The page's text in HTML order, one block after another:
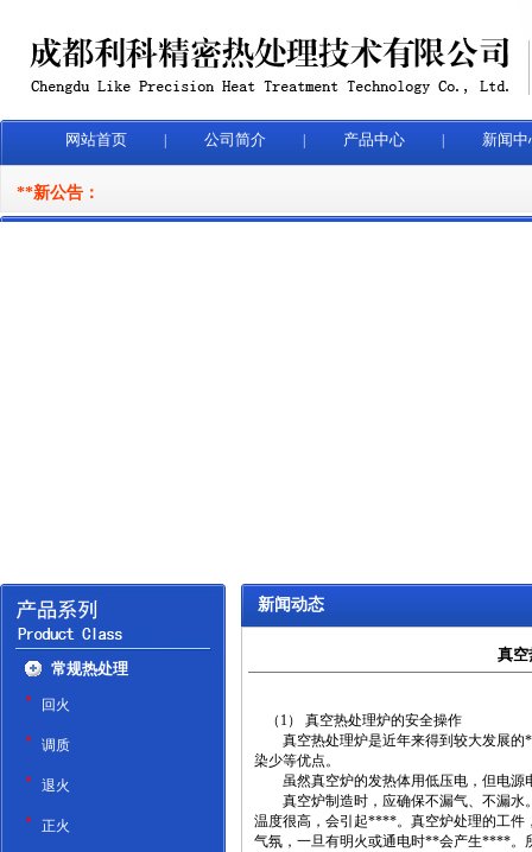
网站首页 公司简介 产品中心 新闻中
**新公告：
常规热处理
回火
调质
退火
正火
新闻动态
真空
（1） 真空热处理炉的安全操作
真空热处理炉是近年来得到较大发展的
染少等优点。
虽然真空炉的发热体用低压电，但电源
真空炉制造时，应确保不漏气、不漏水
温度很高，会引起****。真空炉处理的工件
气氛，一旦有明火或通电时**会产生****。